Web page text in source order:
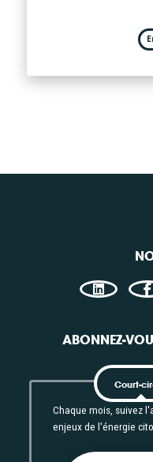
ABONNEZ-
Court-
Chaque mois, suivez
enjeux de l'énergie